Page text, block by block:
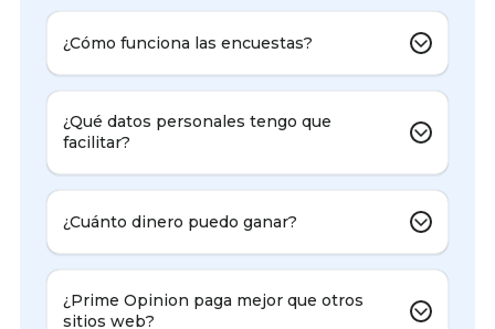
¿Cómo funciona las encuestas?
¿Qué datos personales tengo que
facilitar?
¿Cuánto dinero puedo ganar?
¿Prime Opinion paga mejor que otros
sitios web?